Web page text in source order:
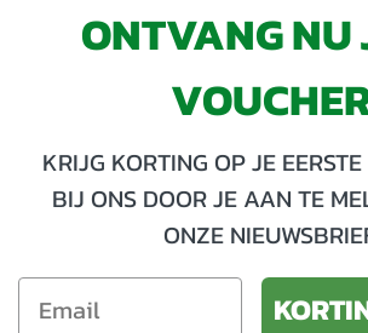
ONTVANG NU
KRIJG KORTING OP JE
BIJ ONS DOOR JE AAN TE
ONZE